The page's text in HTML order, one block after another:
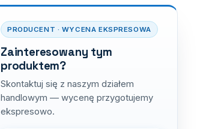
PRODUCENT · WYCENA EKSPRESOWA
Zainteresowany tym
produktem?
Skontaktuj się z naszym działem
handlowym — wycenę przygotujemy
ekspresowo.